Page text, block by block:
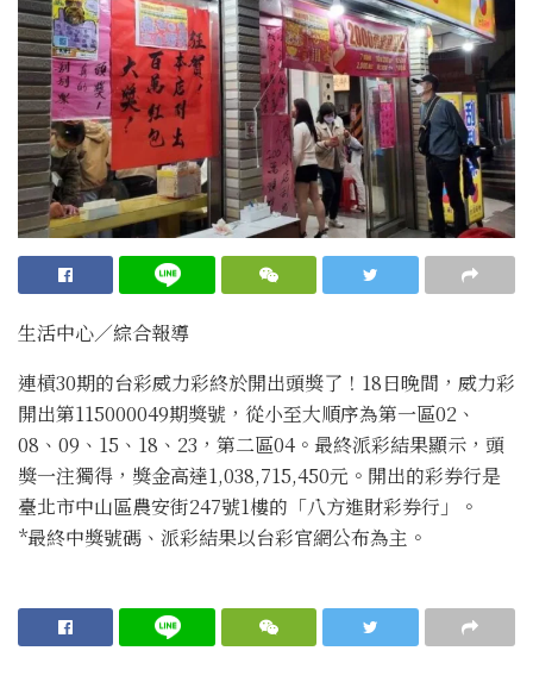
生活中心／綜合報導
連槓30期的台彩威力彩終於開出頭獎了！18日晚間，威力彩
開出第115000049期獎號，從小至大順序為第一區02、
08、09、15、18、23，第二區04。最終派彩結果顯示，頭
獎一注獨得，獎金高達1,038,715,450元。開出的彩券行是
臺北市中山區農安街247號1樓的「八方進財彩券行」。
*最終中獎號碼、派彩結果以台彩官網公布為主。